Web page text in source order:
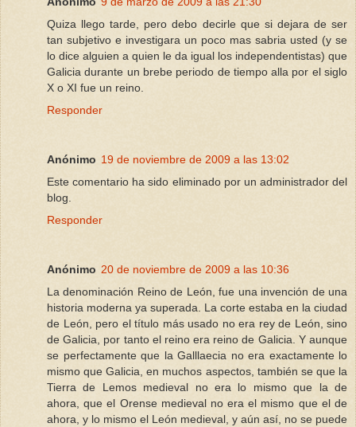
Quiza llego tarde, pero debo decirle que si dejara de ser
tan subjetivo e investigara un poco mas sabria usted (y se
lo dice alguien a quien le da igual los independentistas) que
Galicia durante un brebe periodo de tiempo alla por el siglo
X o XI fue un reino.
Responder
Anónimo 19 de noviembre de 2009 a las 13:02
Este comentario ha sido eliminado por un administrador del
blog.
Responder
Anónimo 20 de noviembre de 2009 a las 10:36
La denominación Reino de León, fue una invención de una
historia moderna ya superada. La corte estaba en la ciudad
de León, pero el título más usado no era rey de León, sino
de Galicia, por tanto el reino era reino de Galicia. Y aunque
se perfectamente que la Galllaecia no era exactamente lo
mismo que Galicia, en muchos aspectos, también se que la
Tierra de Lemos medieval no era lo mismo que la de
ahora, que el Orense medieval no era el mismo que el de
ahora, y lo mismo el León medieval, y aún así, no se puede